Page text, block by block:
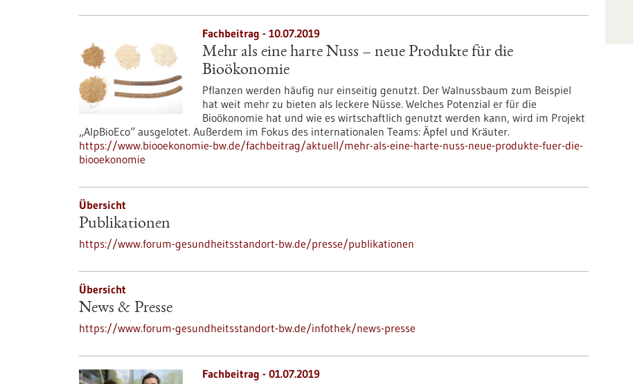
Fachbeitrag - 10.07.2019
Mehr als eine harte Nuss – neue Produkte für die
Bioökonomie
Pflanzen werden häufig nur einseitig genutzt. Der Walnussbaum zum Beispiel
hat weit mehr zu bieten als leckere Nüsse. Welches Potenzial er für die
Bioökonomie hat und wie es wirtschaftlich genutzt werden kann, wird im Projekt
„AlpBioEco“ ausgelotet. Außerdem im Fokus des internationalen Teams: Äpfel und Kräuter.
https://www.biooekonomie-bw.de/fachbeitrag/aktuell/mehr-als-eine-harte-nuss-neue-produkte-fuer-die-
biooekonomie
Übersicht
Publikationen
https://www.forum-gesundheitsstandort-bw.de/presse/publikationen
Übersicht
News & Presse
https://www.forum-gesundheitsstandort-bw.de/infothek/news-presse
Fachbeitrag - 01.07.2019